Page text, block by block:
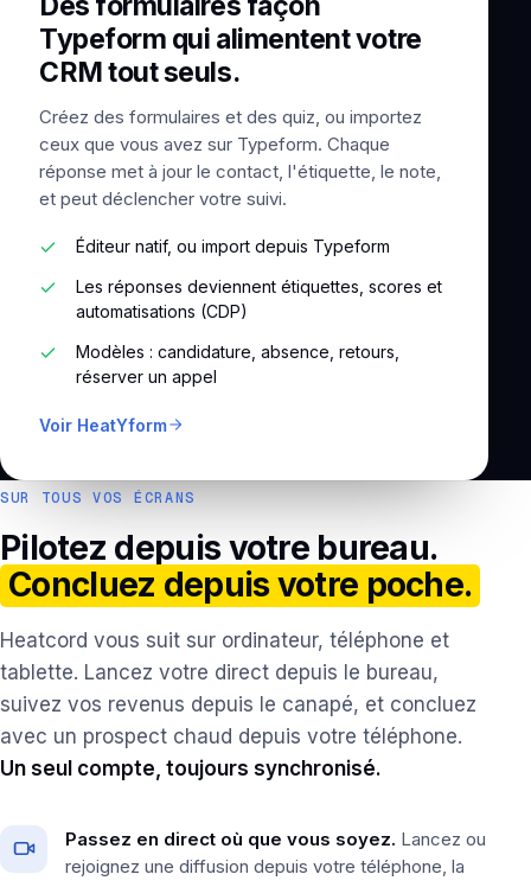
Typeform qui alimentent votre
CRM tout seuls.
Créez des formulaires et des quiz, ou importez
ceux que vous avez sur Typeform. Chaque
réponse met à jour le contact, l'étiquette, le note,
et peut déclencher votre suivi.
Éditeur natif, ou import depuis Typeform
Les réponses deviennent étiquettes, scores et
automatisations (CDP)
Modèles : candidature, absence, retours,
réserver un appel
Voir HeatYform
SUR TOUS VOS ÉCRANS
Pilotez depuis votre bureau.
Concluez depuis votre poche.
Heatcord vous suit sur ordinateur, téléphone et
tablette. Lancez votre direct depuis le bureau,
suivez vos revenus depuis le canapé, et concluez
avec un prospect chaud depuis votre téléphone.
Un seul compte, toujours synchronisé.
Passez en direct où que vous soyez. Lancez ou
rejoignez une diffusion depuis votre téléphone, la